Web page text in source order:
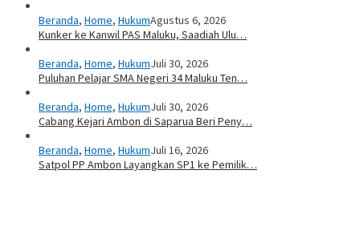
Beranda, Home, HukumAgustus 6, 2026
Kunker ke Kanwil PAS Maluku, Saadiah Ulu…
Beranda, Home, HukumJuli 30, 2026
Puluhan Pelajar SMA Negeri 34 Maluku Ten…
Beranda, Home, HukumJuli 30, 2026
Cabang Kejari Ambon di Saparua Beri Peny…
Beranda, Home, HukumJuli 16, 2026
Satpol PP Ambon Layangkan SP1 ke Pemilik…